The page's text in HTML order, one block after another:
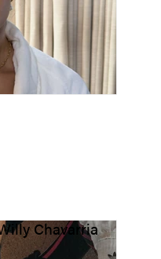
Chavarria